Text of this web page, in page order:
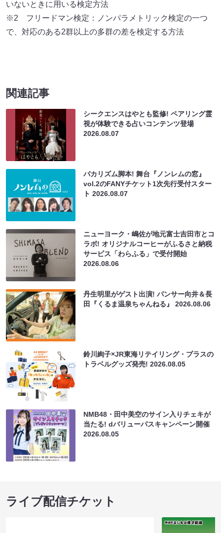
いないときに用いる検定方法
※2 フリードマン検定：ノンパラメトリック検定の一つ
で、対応のある2群以上の多群の差を検定する方法
関連記事
シークエンスはやとも監修! ペアリング霊
視が体験できる占いコンテンツ登場
2026.08.07
バカリズム脚本! 舞台『ノンレムの窓』
vol.2のFANYチケット1次先行受付スター
ト2026.08.07
ニューヨーク・嶋佐が地元富士吉田市とコ
ラボ! オリジナルコーヒーがふるさと納税
サービス「わらふる」で受付開始
2026.08.06
丹生明里がゲスト出演! パンサー向井＆長
田『くるま温泉ちゃんねる』2026.08.06
鈴川絢子×JR東海リテイリング・プラスの
トラベルグッズ発売!2026.08.05
NMB48・田中美空のサイン入りチェキが
当たる! dバリューパスキャンペーン開催
2026.08.05
ライブ配信チケット